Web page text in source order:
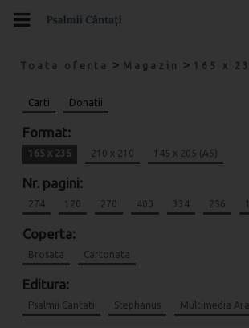
Toata oferta > Magazin > 165 x
Carti Donatii
Format:
165 x 235 210 x 210 145 x 205 (A5)
Nr. pagini:
274 120 270 400 334 256
Coperta:
Brosata Cartonata
Editura:
Psalmii Cantati Stephanus Multimedia